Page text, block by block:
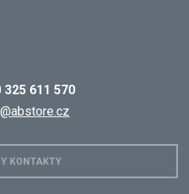
325 611 570
KONTAKTY